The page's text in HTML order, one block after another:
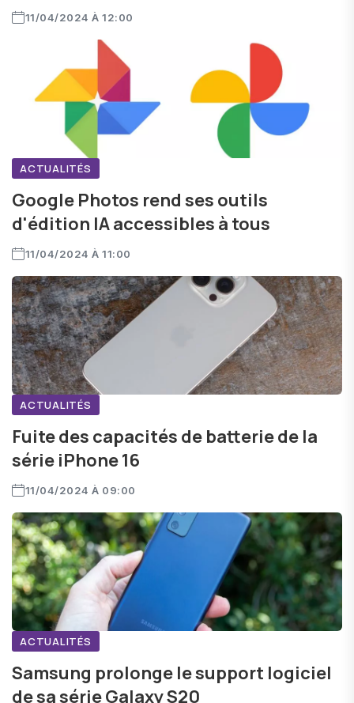
11/04/2024 À 12:00
ACTUALITÉS
Google Photos rend ses outils
d'édition IA accessibles à tous
11/04/2024 À 11:00
ACTUALITÉS
Fuite des capacités de batterie de la
série iPhone 16
11/04/2024 À 09:00
ACTUALITÉS
Samsung prolonge le support logiciel
de sa série Galaxy S20